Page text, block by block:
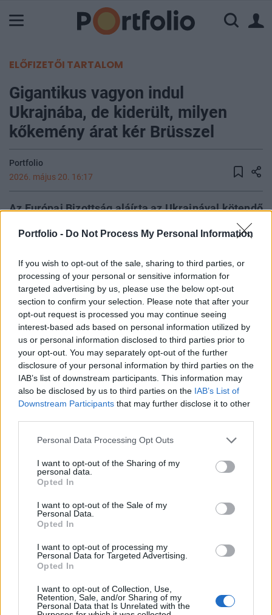
Portfolio - Do Not Process My Personal Information
If you wish to opt-out of the sale, sharing to third parties, or
processing of your personal or sensitive information for
targeted advertising by us, please use the below opt-out
section to confirm your selection. Please note that after your
opt-out request is processed you may continue seeing
interest-based ads based on personal information utilized by
us or personal information disclosed to third parties prior to
your opt-out. You may separately opt-out of the further
disclosure of your personal information by third parties on the
IAB’s list of downstream participants. This information may
also be disclosed by us to third parties on the IAB’s List of
Downstream Participants that may further disclose it to other
Personal Data Processing Opt Outs
I want to opt-out of the Sharing of my
personal data.
Opted In
I want to opt-out of the Sale of my
Personal Data.
Opted In
I want to opt-out of processing my
Personal Data for Targeted Advertising.
Opted In
I want to opt-out of Collection, Use,
Retention, Sale, and/or Sharing of my
Personal Data that Is Unrelated with the
ELŐFIZETŐI TARTALOM
Gigantikus vagyon indul
Ukrajnába, de kiderült, milyen
kőkemény árat kér Brüsszel
Portfolio
2026. május 20. 16:17
Az Európai Bizottság aláírta az Ukrajnával kötendő
egyetértési megállapodást, amely megnyitja az
utat a 90 milliárd eurós támogatási csomag első
előtt. A memorandum rögzíti a támogatás
feltételeit, köztük demokratikus és jogállamisági
követelményeket, valamint költségvetési
reformokat, amelyek a Bizottság becslése szerint
évente mintegy 6 milliárd euró többletbevételt
hozhatnak Ukrajnának. Az első, 3,2 milliárd eurós
részletet a Bizottság még 2026 júniusában
szeretné kifizetni, ehhez azonban Kijevnek is alá
kell írnia és ratifikálnia kell a megállapodást,
költségvetési segítségként működik, tehát nem
célzott védelmi vagy energetikai finanszírozás,
hanem az ukrán állam működőképességének és
Az Európai Bizottság aláírta azt az Ukrajnával kötendő
makroszintű pénzügyi támogatás első részletének
kifizetése előtt az úgynevezett Ukrajna támogatási hitel
uniós oldalról Valdis Dombrovskis gazdaságért,
termelékenységért, végrehajtásért és egyszerűsítésért...